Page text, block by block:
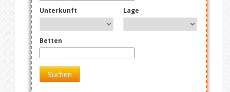
Unterkunft Lage
Betten
Suchen